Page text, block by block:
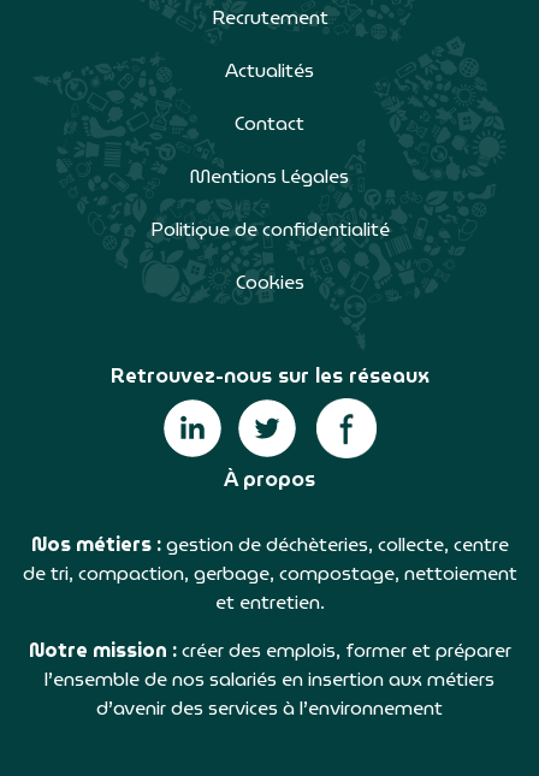
Recrutement
Actualités
Contact
Mentions Légales
Politique de confidentialité
Cookies
Retrouvez-nous sur les réseaux
À propos
Nos métiers :gestion de déchèteries, collecte, centre
de tri, compaction, gerbage, compostage, nettoiement
et entretien.
Notre mission :créer des emplois, former et préparer
l’ensemble de nos salariés en insertion aux métiers
d’avenir des services à l’environnement